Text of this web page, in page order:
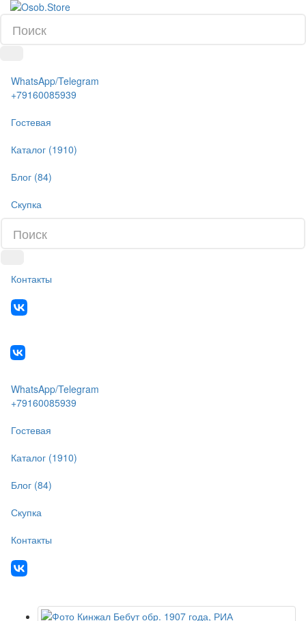
WhatsApp/Telegram
+79160085939
Гостевая
Каталог (1910)
Блог (84)
Скупка
Контакты
WhatsApp/Telegram
+79160085939
Гостевая
Каталог (1910)
Блог (84)
Скупка
Контакты